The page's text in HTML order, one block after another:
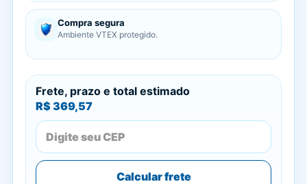
Compra segura
Ambiente VTEX protegido.
Frete, prazo e total estimado
R$ 369,57
Calcular frete